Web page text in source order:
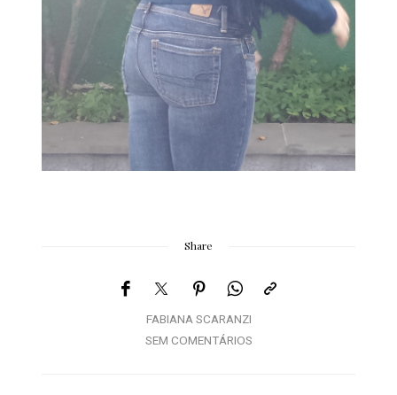
Share
FABIANA SCARANZI
SEM COMENTÁRIOS